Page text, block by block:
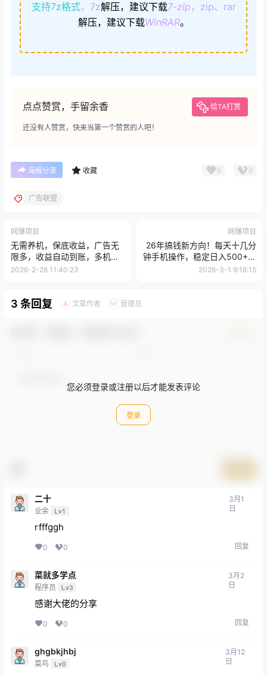
支持7z格式，7z解压，建议下载7-zip ，zip、rar
解压，建议下载WinRAR。
点点赞赏，手留余香 给TA打赏
还没有人赞赏，快来当第一个赞赏的人吧！
海报分享 收藏 0 0
广告联盟
网赚项目
无需养机，保底收益，广告无
限多，收益自动到账，多机一
天2张+
2026-2-28 11:40:23
网赚项目
26年搞钱新方向！每天十几分
钟手机操作，稳定日入500+，
长期可做
2026-3-1 9:18:15
3 条回复 A 文章作者 M 管理员
您必须登录或注册以后才能发表评论
登录
二十
业余 Lv1
3月1
日
rfffggh
0 0 回复
菜就多学点
程序员 Lv3
3月2
日
感谢大佬的分享
0 0 回复
ghgbkjhbj
菜鸟 Lv0
3月12
日